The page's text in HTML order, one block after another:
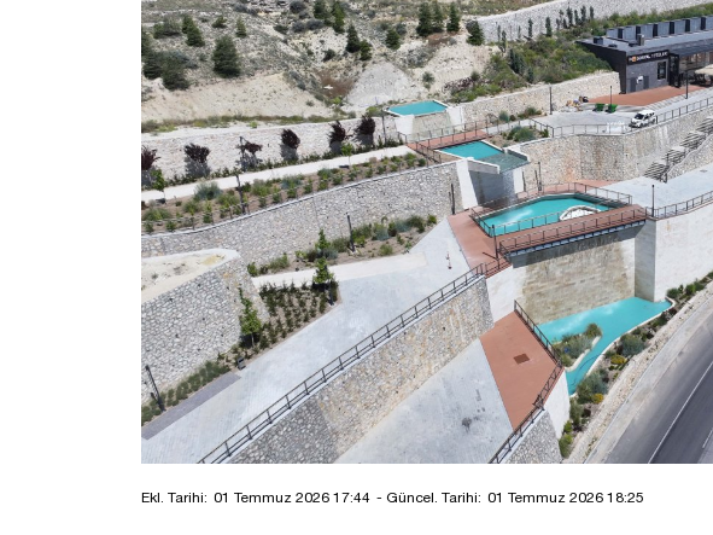
Ekl. Tarihi: 01 Temmuz 2026 17:44 - Güncel. Tarihi: 01 Temmuz 2026 18:25